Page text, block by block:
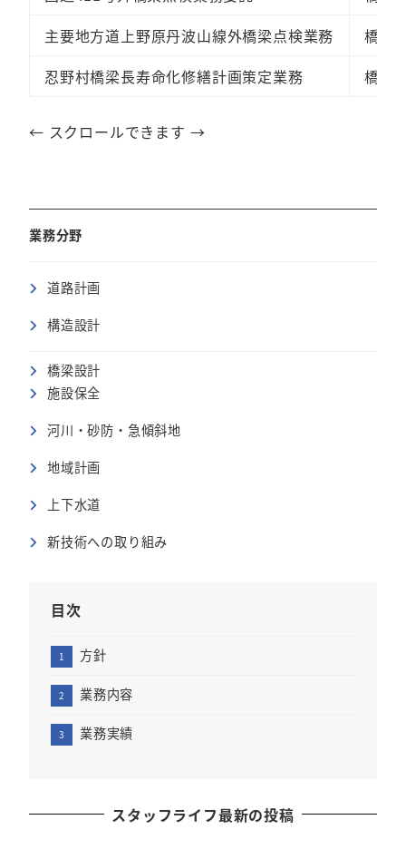
主要地方道上野原丹波山線外橋梁点検業務
橋梁
忍野村橋梁長寿命化修繕計画策定業務
橋梁
← スクロールできます →
業務分野
道路計画
構造設計
橋梁設計
施設保全
河川・砂防・急傾斜地
地域計画
上下水道
新技術への取り組み
目次
方針
業務内容
業務実績
スタッフライフ最新の投稿